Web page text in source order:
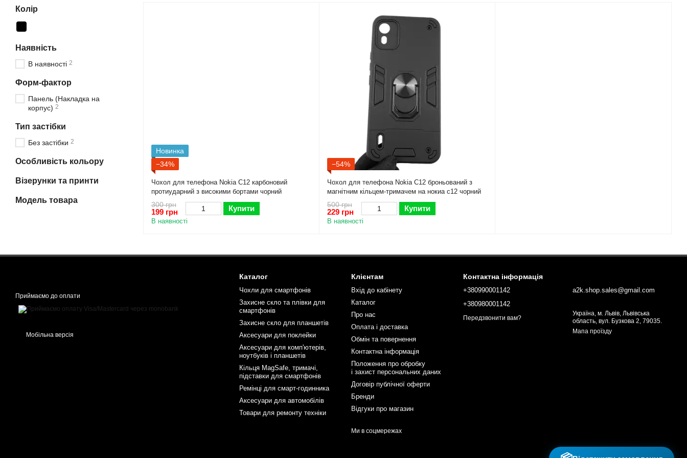
Новинка
−34%
Чохол для телефона Nokia C12 карбоновий
протиударний з високими бортами чорний
300 грн
199 грн Купити
В наявності
−54%
Чохол для телефона Nokia C12 броньований з
магнітним кільцем-тримачем на нокиа с12 чорний
500 грн
229 грн Купити
В наявності
Колір
Наявність
В наявності 2
Форм-фактор
Панель (Накладка на
корпус) 2
Тип застібки
Без застібки 2
Особливість кольору
Візерунки та принти
Модель товара
Приймаємо до оплати
Мобільна версія
Каталог
Чохли для смартфонів
Захисне скло та плівки для
смартфонів
Захисне скло для планшетів
Аксесуари для поклейки
Аксесуари для комп'ютерів,
ноутбуків і планшетів
Кільця MagSafe, тримачі,
підставки для смартфонів
Ремінці для смарт-годинника
Аксесуари для автомобілів
Товари для ремонту техніки
Клієнтам
Вхід до кабінету
Каталог
Про нас
Оплата і доставка
Обмін та повернення
Контактна інформація
Положення про обробку
і захист персональних даних
Договір публічної оферти
Бренди
Відгуки про магазин
Ми в соцмережах
Контактна інформація
+380990001142
+380980001142
Передзвонити вам?
a2k.shop.sales@gmail.com
Україна, м. Львів, Львівська
область, вул. Бузкова 2, 79035.
Мапа проїзду